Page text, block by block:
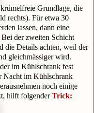
krümelfreie Grundlage, die
rechts). Für etwa 30
lassen, dann eine
der zweiten Schicht
die Details achten, weil der
gleichmässiger wird.
im Kühlschrank fest
Nacht im Kühlschrank
noch einige
hilft folgenderTrick: